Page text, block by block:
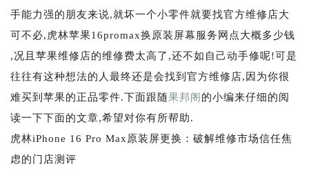
手能力强的朋友来说,就坏一个小零件就要找官方维修店大
可不必,虎林苹果16promax换原装屏幕服务网点大概多少钱
,况且苹果维修店的维修费太高了,还不如自己动手修呢!可是
往往有这种想法的人最终还是会找到官方维修店,因为你很
难买到苹果的正品零件.下面跟随果邦阁的小编来仔细的阅
读一下下面的文章,希望对你有所帮助.
虎林iPhone 16 Pro Max原装屏更换：破解维修市场信任焦
虑的门店测评